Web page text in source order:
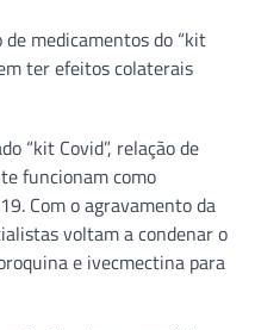
de medicamentos do “kit
ter efeitos colaterais
“kit Covid”, relação de
funcionam como
Com o agravamento da
voltam a condenar o
e ivecmectina para